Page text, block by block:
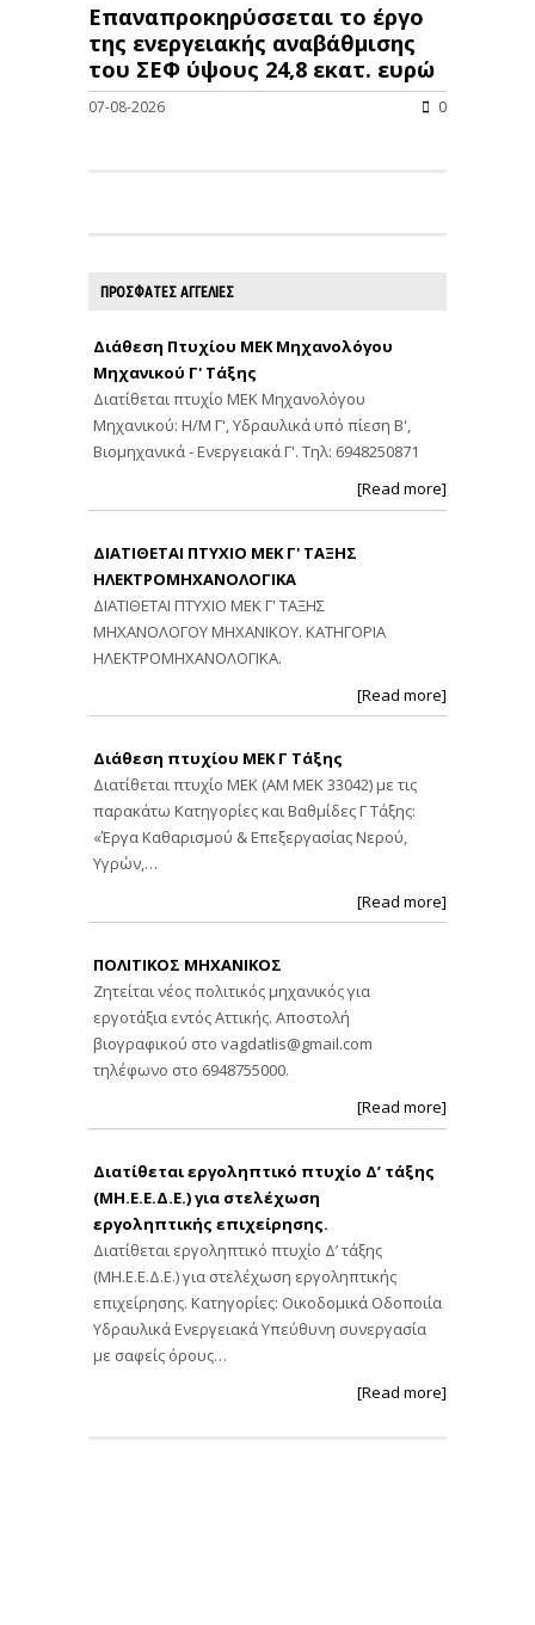
Επαναπροκηρύσσεται το έργο
της ενεργειακής αναβάθμισης
του ΣΕΦ ύψους 24,8 εκατ. ευρώ
07-08-2026 0
ΠΡΟΣΦΑΤΕΣ ΑΓΓΕΛΙΕΣ
Διάθεση Πτυχίου ΜΕΚ Μηχανολόγου
Μηχανικού Γ' Τάξης
Διατίθεται πτυχίο ΜΕΚ Μηχανολόγου
Μηχανικού: Η/Μ Γ', Υδραυλικά υπό πίεση Β',
Βιομηχανικά - Ενεργειακά Γ'. Τηλ: 6948250871
[Read more]
ΔΙΑΤΙΘΕΤΑΙ ΠΤΥΧΙΟ ΜΕΚ Γ' ΤΑΞΗΣ
ΗΛΕΚΤΡΟΜΗΧΑΝΟΛΟΓΙΚΑ
ΔΙΑΤΙΘΕΤΑΙ ΠΤΥΧΙΟ ΜΕΚ Γ' ΤΑΞΗΣ
ΜΗΧΑΝΟΛΟΓΟΥ ΜΗΧΑΝΙΚΟΥ. ΚΑΤΗΓΟΡΙΑ
ΗΛΕΚΤΡΟΜΗΧΑΝΟΛΟΓΙΚΑ.
[Read more]
Διάθεση πτυχίου ΜΕΚ Γ Τάξης
Διατίθεται πτυχίο ΜΕΚ (ΑΜ ΜΕΚ 33042) με τις
παρακάτω Κατηγορίες και Βαθμίδες Γ Τάξης:
«Έργα Καθαρισμού & Επεξεργασίας Νερού,
Υγρών,…
[Read more]
ΠΟΛΙΤΙΚΟΣ ΜΗΧΑΝΙΚΟΣ
Ζητείται νέος πολιτικός μηχανικός για
εργοτάξια εντός Αττικής. Αποστολή
βιογραφικού στο vagdatlis@gmail.com
τηλέφωνο στο 6948755000.
[Read more]
Διατίθεται εργοληπτικό πτυχίο Δ’ τάξης
(ΜΗ.Ε.Ε.Δ.Ε.) για στελέχωση
εργοληπτικής επιχείρησης.
Διατίθεται εργοληπτικό πτυχίο Δ’ τάξης
(ΜΗ.Ε.Ε.Δ.Ε.) για στελέχωση εργοληπτικής
επιχείρησης. Κατηγορίες: Οικοδομικά Οδοποιία
Υδραυλικά Ενεργειακά Υπεύθυνη συνεργασία
με σαφείς όρους…
[Read more]